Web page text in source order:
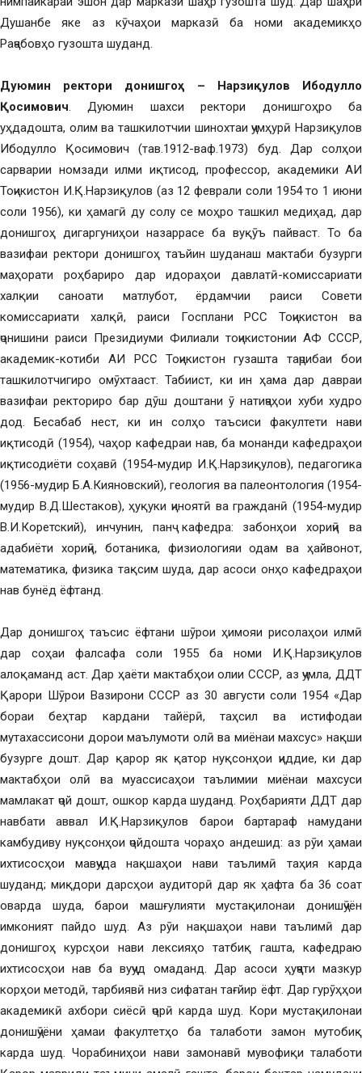
Душанбе яке аз кӯчаҳои марказӣ ба номи академикҳо
Раҷабовҳо гузошта шуданд.
Дуюмин ректори донишгоҳ – Нарзиқулов Ибодулло
Қосимович. Дуюмин шахси ректори донишгоҳро ба
уҳдадошта, олим ва ташкилотчии шинохтаи ҷумҳурӣ Нарзиқулов
Ибодулло Қосимович (тав.1912-ваф.1973) буд. Дар солҳои
сарварии номзади илми иқтисод, профессор, академики АИ
Тоҷикистон И.Қ.Нарзиқулов (аз 12 феврали соли 1954 то 1 июни
соли 1956), ки ҳамагӣ ду солу се моҳро ташкил медиҳад, дар
донишгоҳ дигаргуниҳои назаррасе ба вуқӯъ пайваст. То ба
вазифаи ректори донишгоҳ таъйин шуданаш мактаби бузурги
маҳорати роҳбариро дар идораҳои давлатӣ-комиссариати
халқии саноати матлубот, ёрдамчии раиси Совети
комиссариати халқӣ, раиси Госплани РСС Тоҷикистон ва
ҷонишини раиси Президиуми Филиали тоҷикистонии АФ СССР,
академик-котиби АИ РСС Тоҷикистон гузашта таҷрибаи бои
ташкилотчигиро омӯхтааст. Табиист, ки ин ҳама дар давраи
вазифаи ректориро бар дӯш доштани ӯ натиҷаҳои хуби худро
дод. Бесабаб нест, ки ин солҳо таъсиси факултети нави
иқтисодӣ (1954), чаҳор кафедраи нав, ба монанди кафедраҳои
иқтисодиёти соҳавӣ (1954-мудир И.Қ.Нарзиқулов), педагогика
(1956-мудир Б.А.Кияновский), геология ва палеонтология (1954-
мудир В.Д.Шестаков), ҳуқуки ҷиноятӣ ва гражданӣ (1954-мудир
В.И.Коретский), инчунин, панҷ кафедра: забонҳои хориҷӣ ва
адабиёти хориҷӣ, ботаника, физиологияи одам ва ҳайвонот,
математика, физика тақсим шуда, дар асоси онҳо кафедраҳои
нав бунёд ёфтанд.
Дар донишгоҳ таъсис ёфтани шӯрои ҳимояи рисолаҳои илмӣ
дар соҳаи фалсафа соли 1955 ба номи И.Қ.Нарзиқулов
алоқаманд аст. Дар ҳаёти мактабҳои олии СССР, аз ҷумла, ДДТ
Қарори Шӯрои Вазирони СССР аз 30 августи соли 1954 «Дар
бораи беҳтар кардани тайёрӣ, таҳсил ва истифодаи
мутахассисони дорои маълумоти олӣ ва миёнаи махсус» нақши
бузурге дошт. Дар қарор як қатор нуқсонҳои ҷиддие, ки дар
мактабҳои олӣ ва муассисаҳои таълимии миёнаи махсуси
мамлакат ҷой дошт, ошкор карда шуданд. Роҳбарияти ДДТ дар
навбати аввал И.Қ.Нарзиқулов барои бартараф намудани
камбудиву нуқсонҳои ҷойдошта чораҳо андешид: аз рӯи ҳамаи
ихтисосҳои мавҷуда нақшаҳои нави таълимӣ таҳия карда
шуданд; миқдори дарсҳои аудиторӣ дар як ҳафта ба 36 соат
оварда шуда, барои машғулияти мустақилонаи донишҷӯён
имконият пайдо шуд. Аз рӯи нақшаҳои нави таълимӣ дар
донишгоҳ курсҳои нави лексияҳо татбиқ гашта, кафедраю
ихтисосҳои нав ба вуҷуд омаданд. Дар асоси ҳуҷҷати мазкур
корҳои методӣ, тарбиявӣ низ сифатан тағйир ёфт. Дар гурӯҳҳои
академикӣ ахбори сиёсӣ ҷорӣ карда шуд. Кори мустақилонаи
донишҷӯёни ҳамаи факултетҳо ба талаботи замон мутобиқ
карда шуд. Чорабиниҳои нави замонавӣ мувофиқи талаботи